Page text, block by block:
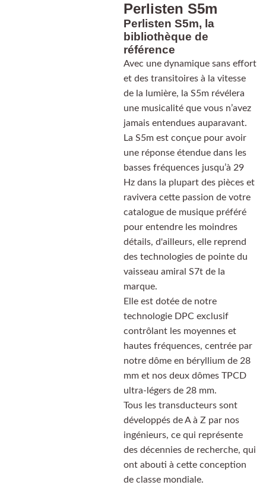
Perlisten S5m
Perlisten S5m, la
bibliothèque de
référence
Avec une dynamique sans effort
et des transitoires à la vitesse
de la lumière, la S5m révélera
une musicalité que vous n’avez
jamais entendues auparavant.
La S5m est conçue pour avoir
une réponse étendue dans les
basses fréquences jusqu’à 29
Hz dans la plupart des pièces et
ravivera cette passion de votre
catalogue de musique préféré
pour entendre les moindres
détails, d'ailleurs, elle reprend
des technologies de pointe du
vaisseau amiral S7t de la
marque.
Elle est dotée de notre
technologie DPC exclusif
contrôlant les moyennes et
hautes fréquences, centrée par
notre dôme en béryllium de 28
mm et nos deux dômes TPCD
ultra-légers de 28 mm.
Tous les transducteurs sont
développés de A à Z par nos
ingénieurs, ce qui représente
des décennies de recherche, qui
ont abouti à cette conception
de classe mondiale.